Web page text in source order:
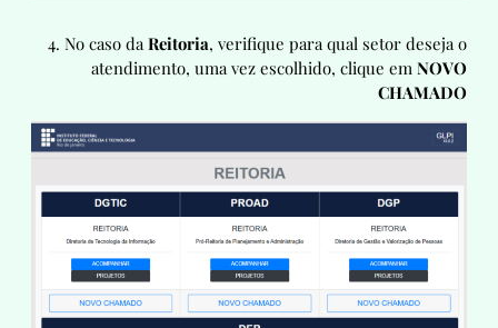
4. No caso da Reitoria, verifique para qual setor deseja o
atendimento, uma vez escolhido, clique em NOVO
CHAMADO